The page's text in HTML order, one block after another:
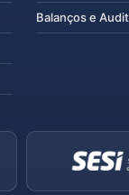
Balanços e